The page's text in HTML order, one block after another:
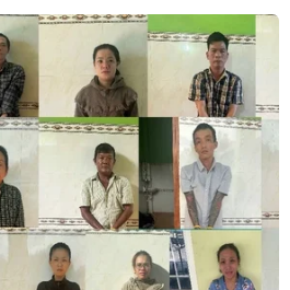
hiện trường vụ hỏa hoạn. (Ảnh: AP)
phương, một đám cháy đã
rừng Grunewald ở phía
100 lính cứu hỏa và
được huy động đến hiện